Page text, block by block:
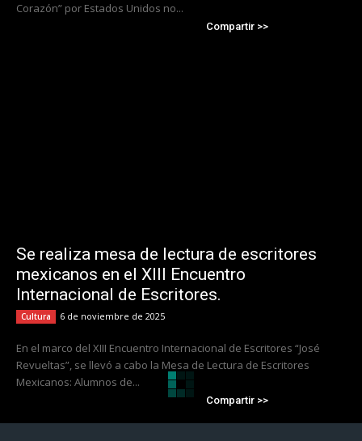
Corazón” por Estados Unidos no...
Compartir >>
Se realiza mesa de lectura de escritores
mexicanos en el XIII Encuentro
Internacional de Escritores.
Cultura 6 de noviembre de 2025
En el marco del XIII Encuentro Internacional de Escritores “José
Revueltas”, se llevó a cabo la Mesa de Lectura de Escritores
Mexicanos: Alumnos de...
Compartir >>